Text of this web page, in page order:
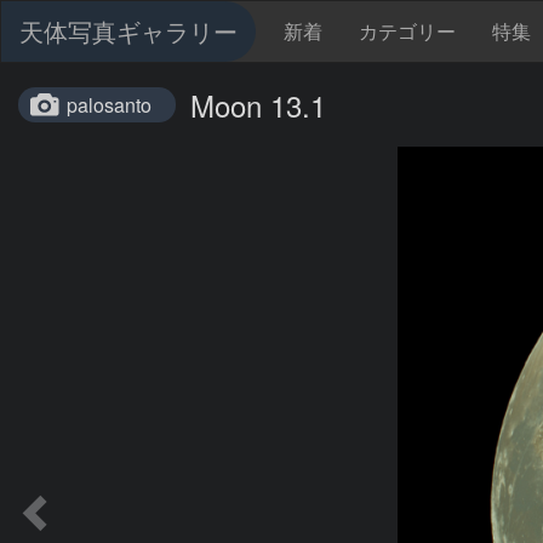
天体写真ギャラリー 新着 カテゴリー 特集
palosanto Moon 13.1